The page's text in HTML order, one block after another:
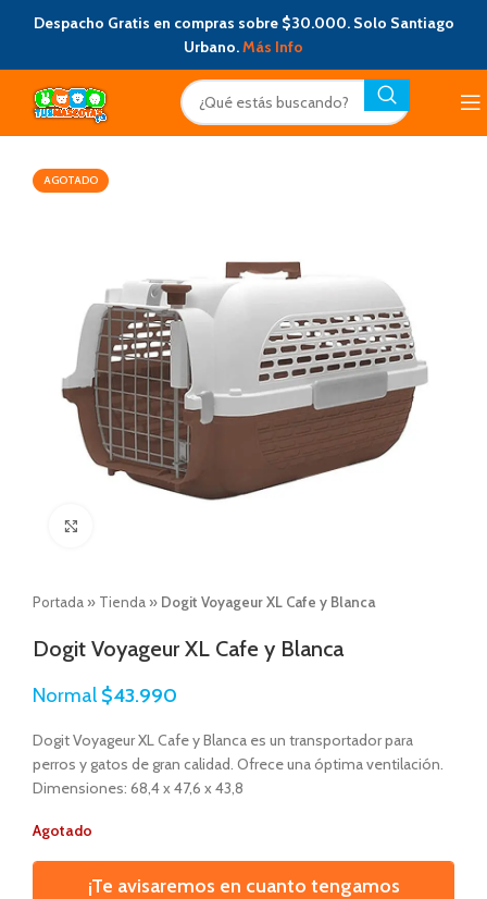
Despacho Gratis en compras sobre $30.000. Solo Santiago
Urbano.Más Info
AGOTADO
Portada » Tienda » Dogit Voyageur XL Cafe y Blanca
Dogit Voyageur XL Cafe y Blanca
Normal $43.990
Dogit Voyageur XL Cafe y Blanca es un transportador para
perros y gatos de gran calidad. Ofrece una óptima ventilación.
Dimensiones: 68,4 x 47,6 x 43,8
Agotado
¡Te avisaremos en cuanto tengamos